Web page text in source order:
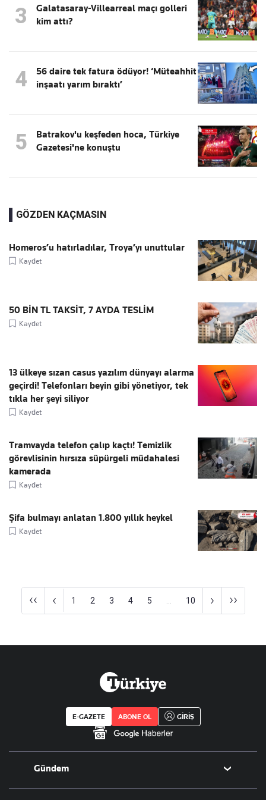
3
Galatasaray-Villearreal maçı golleri
kim attı?
4
56 daire tek fatura ödüyor! ‘Müteahhit
inşaatı yarım bıraktı’
5
Batrakov'u keşfeden hoca, Türkiye
Gazetesi'ne konuştu
GÖZDEN KAÇMASIN
Homeros’u hatırladılar, Troya’yı unuttular
Kaydet
50 BİN TL TAKSİT, 7 AYDA TESLİM
Kaydet
13 ülkeye sızan casus yazılım dünyayı alarma
geçirdi! Telefonları beyin gibi yönetiyor, tek
tıkla her şeyi siliyor
Kaydet
Tramvayda telefon çalıp kaçtı! Temizlik
görevlisinin hırsıza süpürgeli müdahalesi
kamerada
Kaydet
Şifa bulmayı anlatan 1.800 yıllık heykel
Kaydet
‹‹ ‹ 1 2 3 4 5 10 › ››
E-GAZETE ABONE OL GİRİŞ
Gündem
Politika